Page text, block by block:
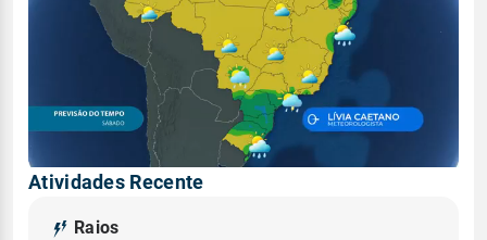
Atividades Recente
Raios